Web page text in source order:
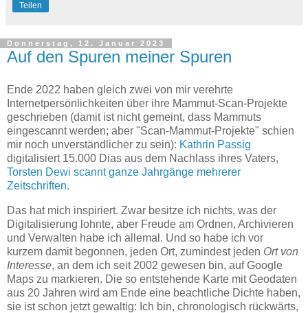
Teilen
Donnerstag, 12. Januar 2023
Auf den Spuren meiner Spuren
Ende 2022 haben gleich zwei von mir verehrte
Internetpersönlichkeiten über ihre Mammut-Scan-Projekte
geschrieben (damit ist nicht gemeint, dass Mammuts
eingescannt werden; aber "Scan-Mammut-Projekte" schien
mir noch unverständlicher zu sein): Kathrin Passig
digitalisiert 15.000 Dias aus dem Nachlass ihres Vaters,
Torsten Dewi scannt ganze Jahrgänge mehrerer
Zeitschriften.
Das hat mich inspiriert. Zwar besitze ich nichts, was der
Digitalisierung lohnte, aber Freude am Ordnen, Archivieren
und Verwalten habe ich allemal. Und so habe ich vor
kurzem damit begonnen, jeden Ort, zumindest jeden Ort von
Interesse, an dem ich seit 2002 gewesen bin, auf Google
Maps zu markieren. Die so entstehende Karte mit Geodaten
aus 20 Jahren wird am Ende eine beachtliche Dichte haben,
sie ist schon jetzt gewaltig: Ich bin, chronologisch rückwärts,